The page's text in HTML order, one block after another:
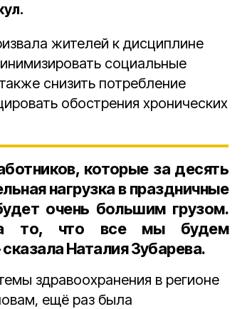
жителей к дисциплине
социальные
снизить потребление
обострения хронических
которые за десять
нагрузка в праздничные
очень большим грузом.
то, что все мы будем
Наталия Зубарева.
здравоохранения в регионе
ещё раз была